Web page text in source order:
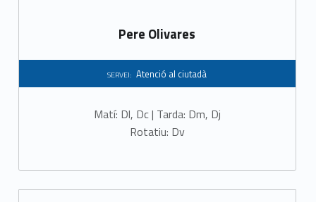
Pere Olivares
SERVEI: Atenció al ciutadà
Matí: Dl, Dc | Tarda: Dm, Dj
Rotatiu: Dv